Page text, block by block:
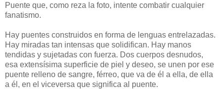
Puente que, como reza la foto, intente combatir cualquier
fanatismo.
Hay puentes construidos en forma de lenguas entrelazadas.
Hay miradas tan intensas que solidifican. Hay manos
tendidas y sujetadas con fuerza. Dos cuerpos desnudos,
esa extensísima superficie de piel y deseo, se unen por ese
puente relleno de sangre, férreo, que va de él a ella, de ella
a él, en el viceversa que significa al puente.